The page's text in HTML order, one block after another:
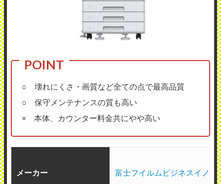
○ 壊れにくさ・画質など全ての点で最高品質
○ 保守メンテナンスの質も高い
× 本体、カウンター料金共にやや高い
メーカー 富士フイルムビジネスイノベ